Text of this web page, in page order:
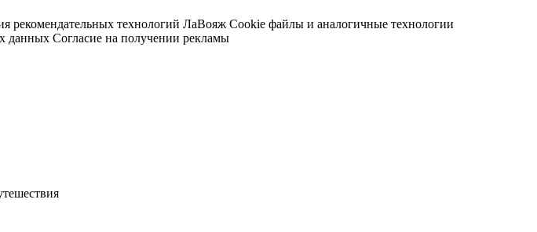
рекомендательных технологий ЛаВояж Cookie файлы и аналогичные технологии
данных Согласие на получении рекламы